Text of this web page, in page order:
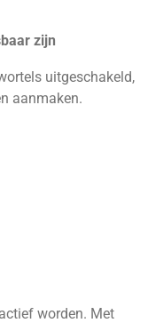
zijn
uitgeschakeld,
aanmaken.
worden. Met